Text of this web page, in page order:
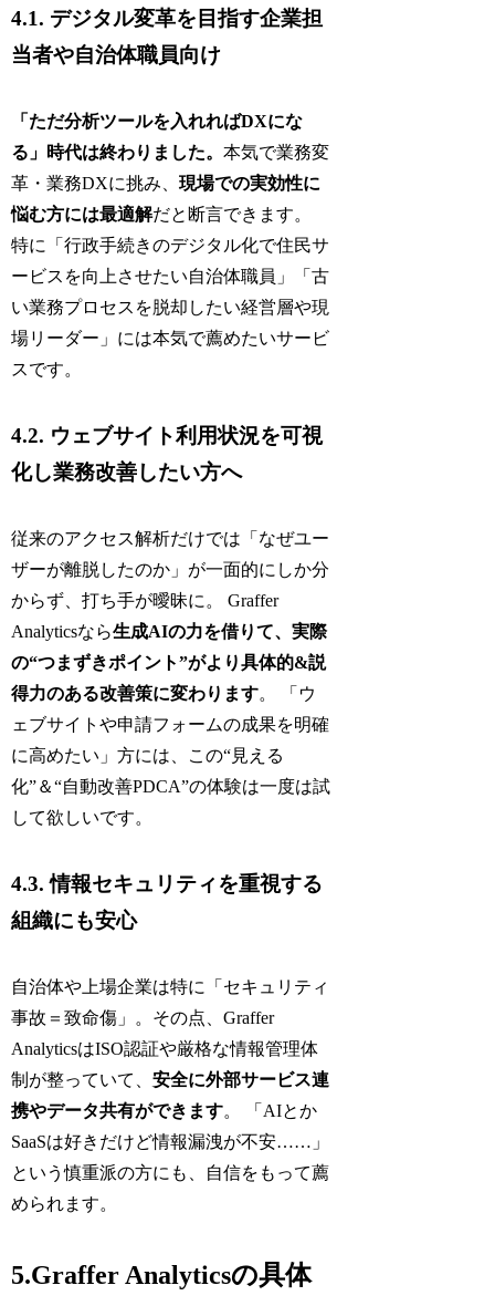
4.1. デジタル変革を目指す企業担
当者や自治体職員向け
「ただ分析ツールを入れればDXにな
る」時代は終わりました。本気で業務変
革・業務DXに挑み、現場での実効性に
悩む方には最適解だと断言できます。
特に「行政手続きのデジタル化で住民サ
ービスを向上させたい自治体職員」「古
い業務プロセスを脱却したい経営層や現
場リーダー」には本気で薦めたいサービ
スです。
4.2. ウェブサイト利用状況を可視
化し業務改善したい方へ
従来のアクセス解析だけでは「なぜユー
ザーが離脱したのか」が一面的にしか分
からず、打ち手が曖昧に。 Graffer
Analyticsなら生成AIの力を借りて、実際
の“つまずきポイント”がより具体的&説
得力のある改善策に変わります。 「ウ
ェブサイトや申請フォームの成果を明確
に高めたい」方には、この“見える
化”＆“自動改善PDCA”の体験は一度は試
して欲しいです。
4.3. 情報セキュリティを重視する
組織にも安心
自治体や上場企業は特に「セキュリティ
事故＝致命傷」。その点、Graffer
AnalyticsはISO認証や厳格な情報管理体
制が整っていて、安全に外部サービス連
携やデータ共有ができます。 「AIとか
SaaSは好きだけど情報漏洩が不安……」
という慎重派の方にも、自信をもって薦
められます。
5.Graffer Analyticsの具体